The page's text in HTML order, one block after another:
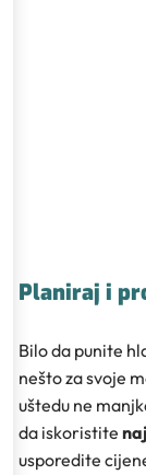
Planiraj i
Bilo da punite
nešto za svoje
uštedu ne
da iskoristite
usporedite